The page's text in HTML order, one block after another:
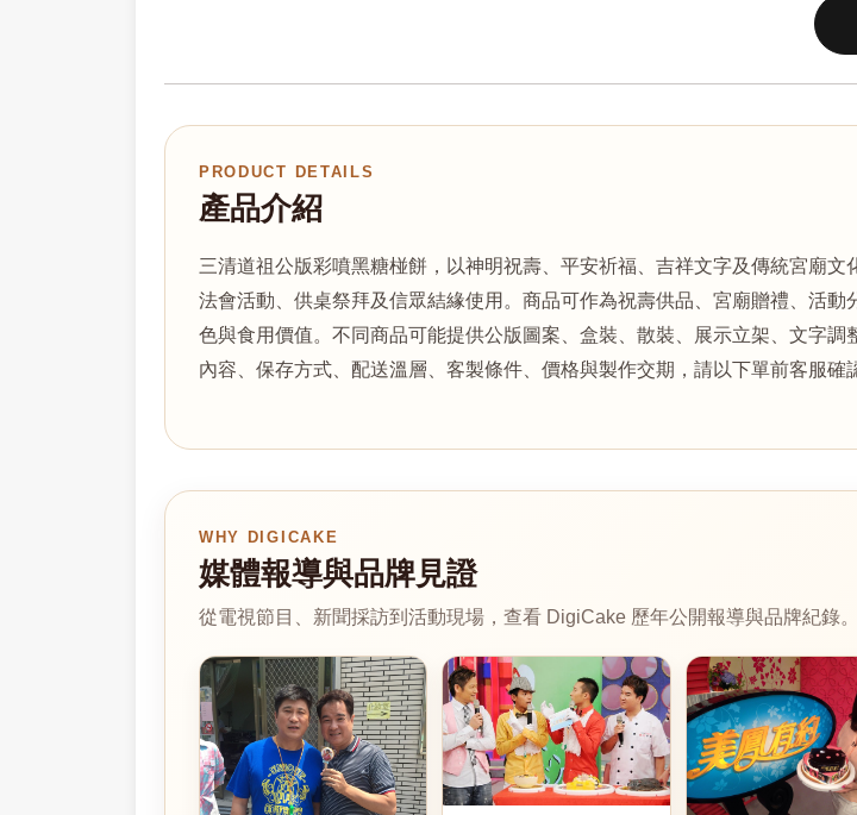
PRODUCT DETAILS
產品介紹
三清道祖公版彩噴黑糖椪餅，以神明祝壽、平安祈福、吉祥文字及傳統宮廟
法會活動、供桌祭拜及信眾結緣使用。商品可作為祝壽供品、宮廟贈禮、活
色與食用價值。不同商品可能提供公版圖案、盒裝、散裝、展示立架、文字
內容、保存方式、配送溫層、客製條件、價格與製作交期，請以下單前客服確
WHY DIGICAKE
媒體報導與品牌見證
從電視節目、新聞採訪到活動現場，查看 DigiCake 歷年公開報導與品牌紀錄。